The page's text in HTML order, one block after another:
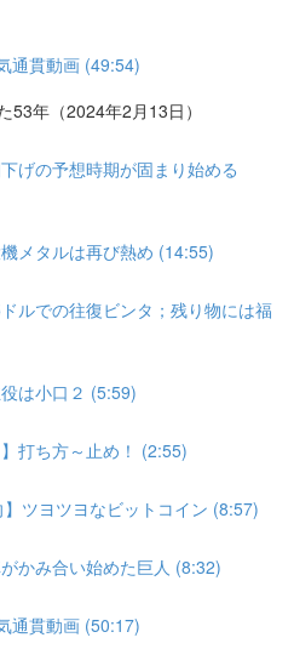
通貫動画 (49:54)
53年（2024年2月13日）
げの予想時期が固まり始める
メタルは再び熱め (14:55)
ルでの往復ビンタ；残り物には福
は小口２ (5:59)
打ち方～止め！ (2:55)
ツヨツヨなビットコイン (8:57)
かみ合い始めた巨人 (8:32)
通貫動画 (50:17)